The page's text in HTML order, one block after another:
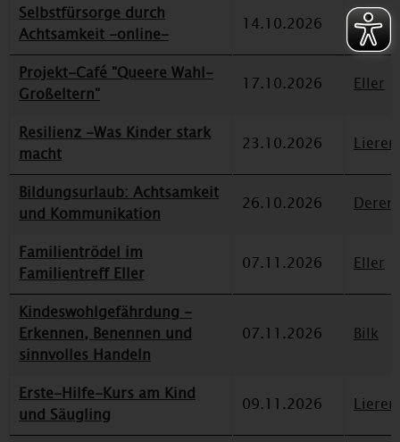
Selbstfürsorge durch
Achtsamkeit -online-
14.10.2026
Projekt-Café "Queere Wahl-
Großeltern"
17.10.2026 Eller
Resilienz -Was Kinder stark
macht
23.10.2026
Bildungsurlaub: Achtsamkeit
und Kommunikation
26.10.2026
Familientrödel im
Familientreff Eller
07.11.2026 Eller
Kindeswohlgefährdung -
Erkennen, Benennen und
sinnvolles Handeln
07.11.2026 Bilk
Erste-Hilfe-Kurs am Kind
und Säugling
09.11.2026